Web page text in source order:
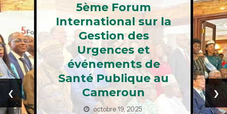
5ème Forum
International sur la
Gestion des
Urgences et
événements de
Santé Publique au
Cameroun
octobre 19, 2025
‹ ›